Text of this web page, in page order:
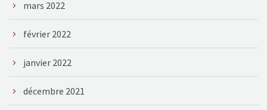
mars 2022
février 2022
janvier 2022
décembre 2021